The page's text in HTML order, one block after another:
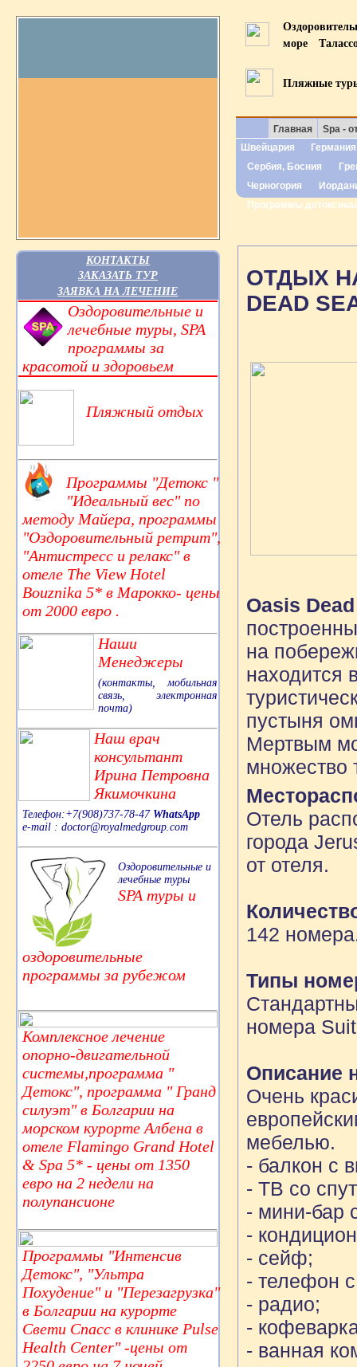
КОНТАКТЫ
ЗАКАЗАТЬ ТУР
ЗАЯВКА НА ЛЕЧЕНИЕ
Оздоровительные и
лечебные туры, SPA
программы за
красотой и здоровьем
Пляжный отдых
Программы "Детокс "
"Идеальный вес" по
методу Майера, программы
"Оздоровительный ретрит",
"Антистресс и релакс" в
отеле The View Hotel
Bouznika 5* в Марокко- цены
от 2000 евро .
Наши
Менеджеры
(контакты, мобильная
связь, электронная
почта)
Наш врач
консультант
Ирина Петровна
Якимочкина
Телефон:+7(908)737-78-47 WhatsApp
e-mail : doctor@royalmedgroup.com
Оздоровительные и
лечебные туры
SPA туры и
оздоровительные
программы за рубежом
Комплексное лечение
опорно-двигательной
системы,программа "
Детокс", программа " Гранд
силуэт" в Болгарии на
морском курорте Албена в
отеле Flamingo Grand Hotel
& Spa 5* - цены от 1350
евро на 2 недели на
полупансионе
Программы "Интенсив
Детокс", "Ультра
Похудение" и "Перезагрузка"
в Болгарии на курорте
Свети Спасс в клинике Pulse
Health Center" -цены от
море
Пляжные
Главная
Spa -
Швейцария
Германия
Сербия, Босния
Черногория
Программы
ОТДЫХ
DEAD
Oasis
на
находится
пустыня
Мертвым
множество
Отель
города
от отеля.
142
Типы
номера
Описание
Очень
мебелью.
- балкон с
- ТВ со
- мини-бар
-
- сейф;
- телефон
- радио;
-
- ванная